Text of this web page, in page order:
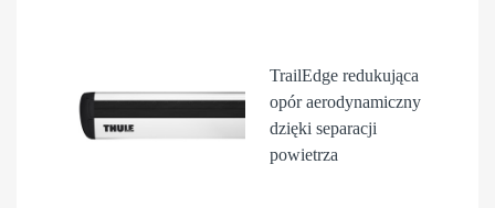
TrailEdge redukująca
opór aerodynamiczny
dzięki separacji
powietrza